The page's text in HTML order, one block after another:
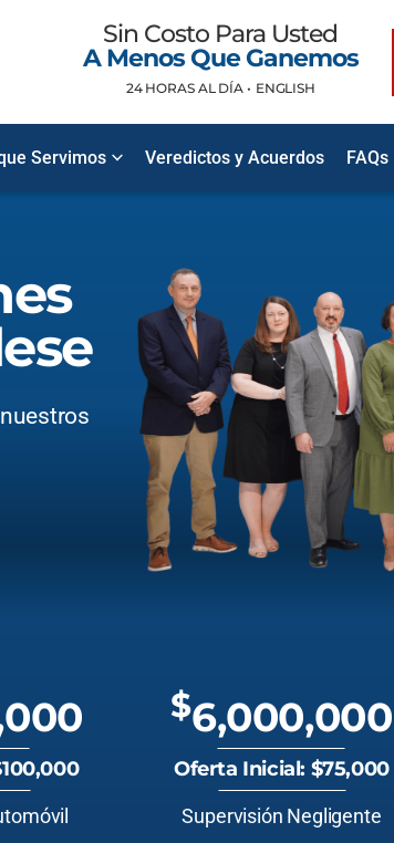
Sin Costo Para Usted
A Menos Que Ganemos
24 HORAS AL DÍA • ENGLISH
Servimos Veredictos y Acuerdos FAQs
$6,000,000
Oferta Inicial: $75,000
Supervisión Negligente